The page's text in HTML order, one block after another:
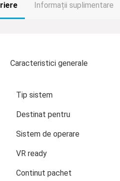
Informații suplimentare
Caracteristici generale
Tip sistem
Destinat pentru
Sistem de operare
VR ready
Continut pachet